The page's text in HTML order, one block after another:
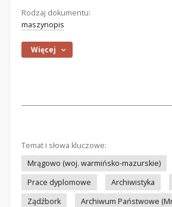
Rodzaj dokumentu:
maszynopis
Więcej
Temat i słowa kluczowe:
Mrągowo (woj. warmińsko-mazurskie)
Prace dyplomowe
Archiwistyka
Ządźbork
Archiwum Państwowe